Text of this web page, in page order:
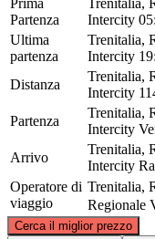
Partenza
Intercity
Ultima
partenza
Trenitalia,
Intercity
Distanza
Trenitalia,
Intercity
Partenza
Trenitalia,
Intercity
Arrivo
Trenitalia,
Intercity
Operatore di
viaggio
Trenitalia,
Regionale
Cerca il miglior prezzo